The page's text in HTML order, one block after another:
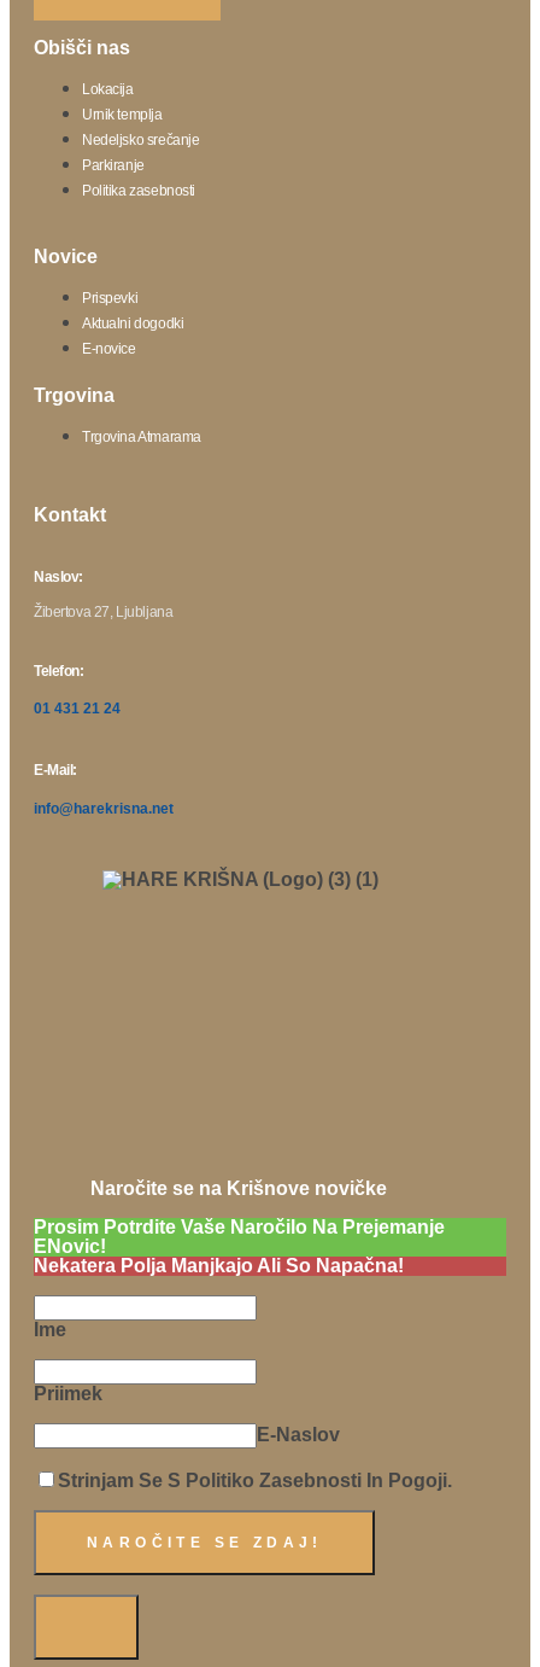
Obišči nas
Lokacija
Urnik templja
Nedeljsko srečanje
Parkiranje
Politika zasebnosti
Novice
Prispevki
Aktualni dogodki
E-novice
Trgovina
Trgovina Atmarama
Kontakt
Naslov:
Žibertova 27, Ljubljana
Telefon:
01 431 21 24
E-Mail:
info@harekrisna.net
Naročite se na Krišnove novičke
Prosim Potrdite Vaše Naročilo Na Prejemanje
ENovic!
Nekatera Polja Manjkajo Ali So Napačna!
Ime
Priimek
E-Naslov
Strinjam Se S Politiko Zasebnosti In Pogoji.